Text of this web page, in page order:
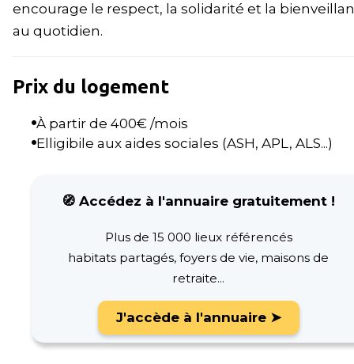
encourage le respect, la solidarité et la
au quotidien.
Prix du logement
À partir de 400€ /mois
Elligibile aux aides sociales (ASH, APL, ALS...)
🧭 Accédez à l'annuaire gratuitement !
Plus de 15 000 lieux référencés
habitats partagés, foyers de vie, maisons de
retraite...
J'accède à l'annuaire ➤